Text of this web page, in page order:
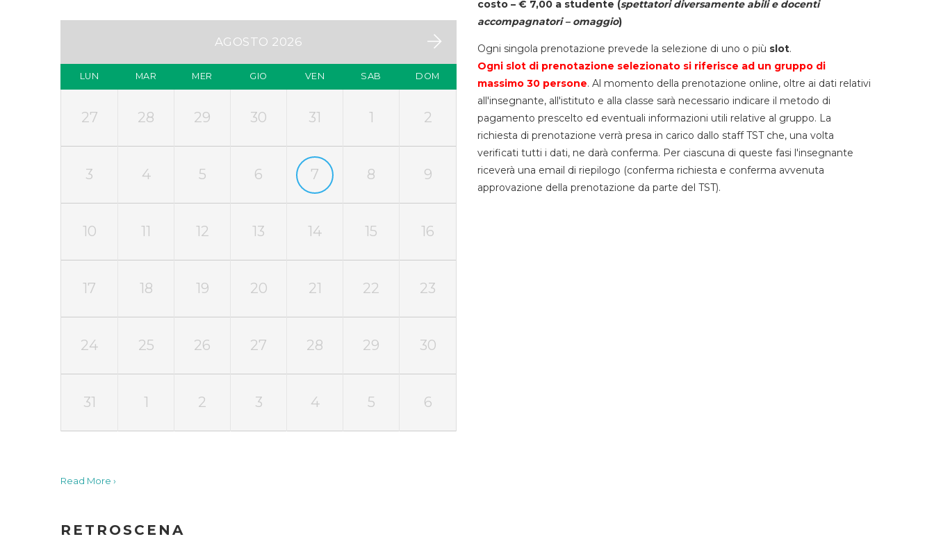
AGOSTO 2026
LUN MAR MER GIO VEN SAB DOM
27 28 29 30 31 1 2
3 4 5 6 7 8 9
10 11 12 13 14 15 16
17 18 19 20 21 22 23
24 25 26 27 28 29 30
31 1 2 3 4 5 6
costo – € 7,00 a studente (spettatori diversamente abili e docenti
accompagnatori – omaggio)
Ogni singola prenotazione prevede la selezione di uno o più slot.
Ogni slot di prenotazione selezionato si riferisce ad un gruppo di
massimo 30 persone. Al momento della prenotazione online, oltre ai dati relativi
all'insegnante, all'istituto e alla classe sarà necessario indicare il metodo di
pagamento prescelto ed eventuali informazioni utili relative al gruppo. La
richiesta di prenotazione verrà presa in carico dallo staff TST che, una volta
verificati tutti i dati, ne darà conferma. Per ciascuna di queste fasi l'insegnante
riceverà una email di riepilogo (conferma richiesta e conferma avvenuta
approvazione della prenotazione da parte del TST).
Read More ›
RETROSCENA